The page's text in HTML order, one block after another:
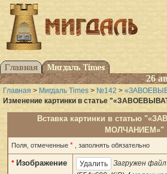
26
Главная > Мигдаль Times > №142 >
Изменение картинки в статье
Вставка картинки в статью
МОЛЧАНИЕМ»"
Поля, отмеченные * , заполнять обязательно
* Изображение
Загружен